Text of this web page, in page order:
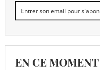
EN CE MOMENT